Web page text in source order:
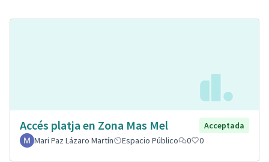
Accés platja en Zona Mas Mel
Acceptada
Mari Paz Lázaro Martín
Espacio Público 0 0